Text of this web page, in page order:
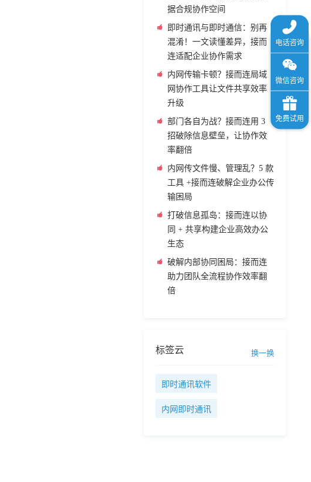
据合规协作空间
即时通讯与即时通信：别再
混淆！一文读懂差异，接而
连适配企业协作需求
内网传输卡顿？接而连局域
网协作工具让文件共享效率
升级
部门各自为战？接而连用 3
招破除信息壁垒，让协作效
率翻倍
内网传文件慢、管理乱？5 款
工具 +接而连破解企业办公传
输困局
打破信息孤岛：接而连以协
同 + 共享构建企业高效办公
生态
破解内部协同困局：接而连
助力团队全流程协作效率翻
倍
标签云 换一换
即时通讯软件
内网即时通讯